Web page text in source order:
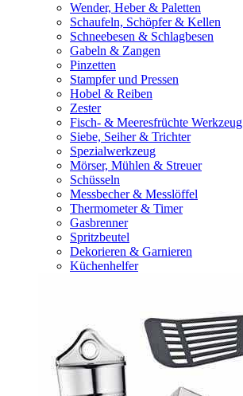
Wender, Heber & Paletten
Schaufeln, Schöpfer & Kellen
Schneebesen & Schlagbesen
Gabeln & Zangen
Pinzetten
Stampfer und Pressen
Hobel & Reiben
Zester
Fisch- & Meeresfrüchte Werkzeug
Siebe, Seiher & Trichter
Spezialwerkzeug
Mörser, Mühlen & Streuer
Schüsseln
Messbecher & Messlöffel
Thermometer & Timer
Gasbrenner
Spritzbeutel
Dekorieren & Garnieren
Küchenhelfer